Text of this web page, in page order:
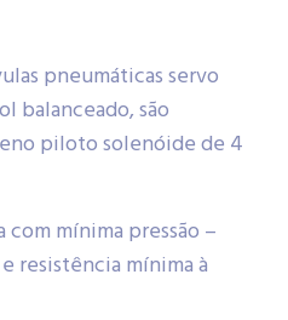
pneumáticas servo
balanceado, são
piloto solenóide de 4
mínima pressão –
resistência mínima à